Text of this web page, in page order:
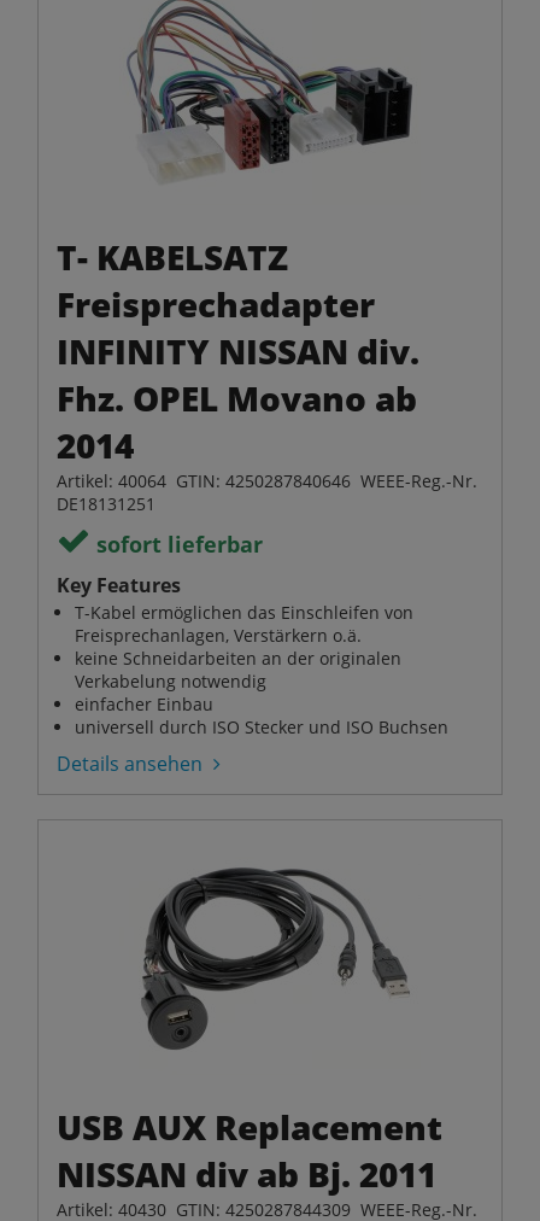
T- KABELSATZ
Freisprechadapter
INFINITY NISSAN div.
Fhz. OPEL Movano ab
2014
Artikel: 40064 GTIN: 4250287840646 WEEE-Reg.-Nr.
DE18131251
sofort lieferbar
Key Features
T-Kabel ermöglichen das Einschleifen von
Freisprechanlagen, Verstärkern o.ä.
keine Schneidarbeiten an der originalen
Verkabelung notwendig
einfacher Einbau
universell durch ISO Stecker und ISO Buchsen
Details ansehen
USB AUX Replacement
NISSAN div ab Bj. 2011
Artikel: 40430 GTIN: 4250287844309 WEEE-Reg.-Nr.